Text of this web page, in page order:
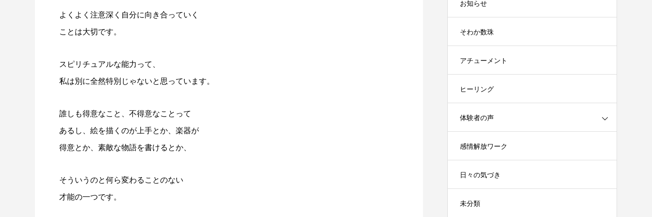
よくよく注意深く自分に向き合っていく
ことは大切です。
スピリチュアルな能力って、
私は別に全然特別じゃないと思っています。
誰しも得意なこと、不得意なことって
あるし、絵を描くのが上手とか、楽器が
得意とか、素敵な物語を書けるとか、
そういうのと何ら変わることのない
才能の一つです。
お知らせ
そわか数珠
アチューメント
ヒーリング
体験者の声
感情解放ワーク
日々の気づき
未分類